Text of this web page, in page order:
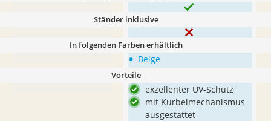
Ständer inklusive
In folgenden Farben erhältlich
• Beige
Vorteile
exzellenter UV-Schutz
mit Kurbelmechanismus
ausgestattet